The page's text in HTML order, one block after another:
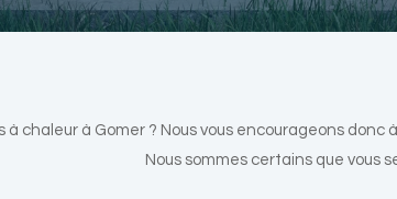
à chaleur à Gomer ? Nous vous encourageons
Nous sommes certains que vous